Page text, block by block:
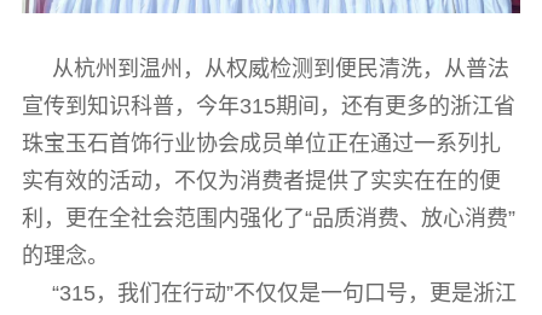
从杭州到温州，从权威检测到便民清洗，从普法
宣传到知识科普，今年315期间，还有更多的浙江省
珠宝玉石首饰行业协会成员单位正在通过一系列扎
实有效的活动，不仅为消费者提供了实实在在的便
利，更在全社会范围内强化了“品质消费、放心消费”
的理念。
“315，我们在行动”不仅仅是一句口号，更是浙江